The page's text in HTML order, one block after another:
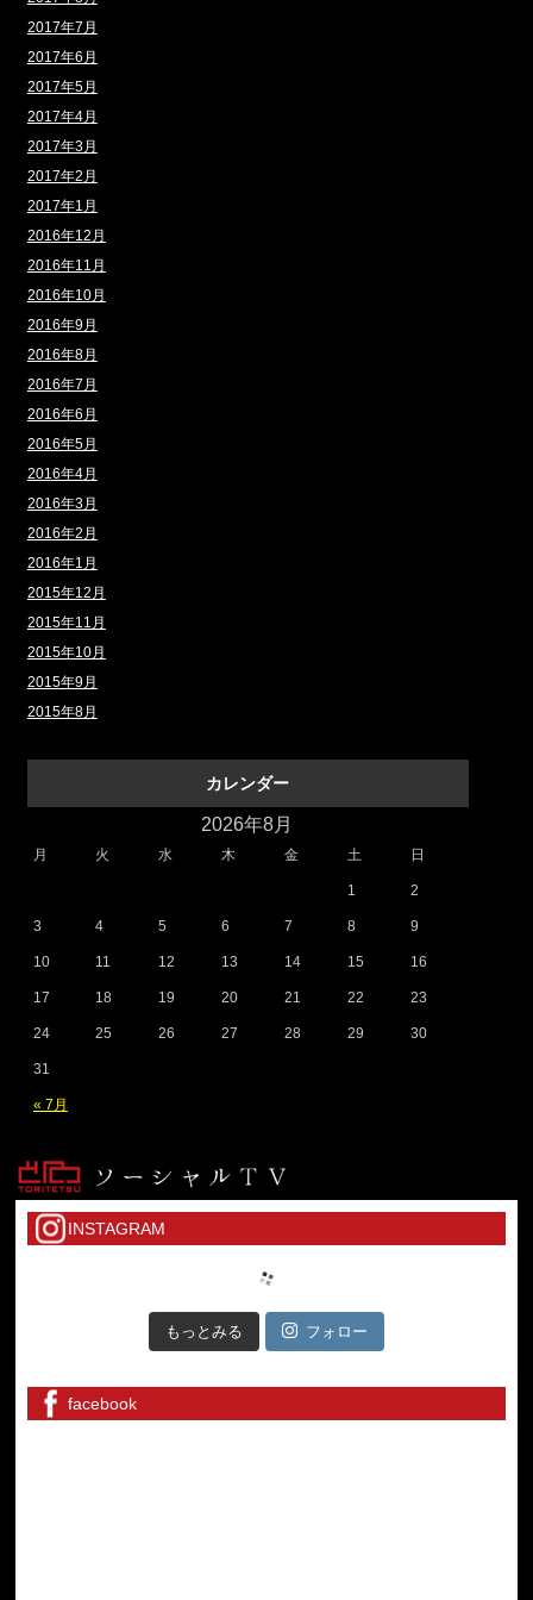
2017年7月
2017年6月
2017年5月
2017年4月
2017年3月
2017年2月
2017年1月
2016年12月
2016年11月
2016年10月
2016年9月
2016年8月
2016年7月
2016年6月
2016年5月
2016年4月
2016年3月
2016年2月
2016年1月
2015年12月
2015年11月
2015年10月
2015年9月
2015年8月
カレンダー
2026年8月
月 火 水 木 金 土 日
« 7月
1 2
3 4 5 6 7 8 9
10 11 12 13 14 15 16
17 18 19 20 21 22 23
24 25 26 27 28 29 30
31
INSTAGRAM
もっとみる フォロー
facebook